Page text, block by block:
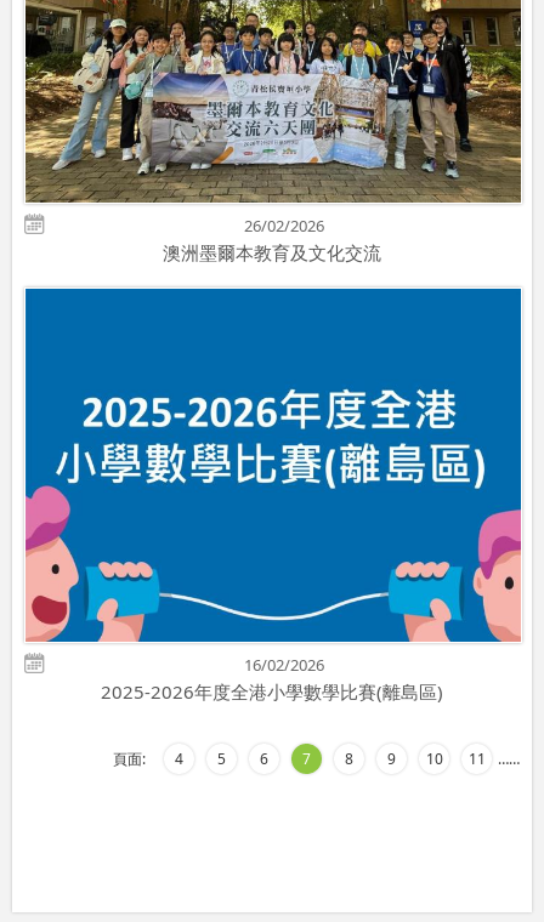
26/02/2026
澳洲墨爾本教育及文化交流
16/02/2026
2025-2026年度全港小學數學比賽(離島區)
頁面: …
4 5 6 7 8 9 10 11 …